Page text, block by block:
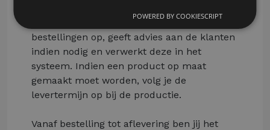
orderverwerkingsproces van A-Z. Je neemt
bestellingen op, geeft advies aan de klanten
indien nodig en verwerkt deze in het
systeem. Indien een product op maat
gemaakt moet worden, volg je de
levertermijn op bij de productie.
Vanaf bestelling tot aflevering ben jij het
POWERED BY COOKIESCRIPT